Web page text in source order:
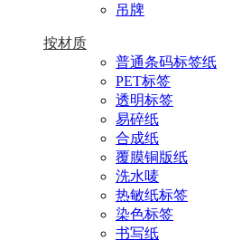
吊牌
按材质
普通条码标签纸
PET标签
透明标签
易碎纸
合成纸
覆膜铜版纸
洗水唛
热敏纸标签
染色标签
书写纸